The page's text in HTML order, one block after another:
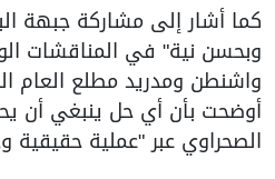
كما أشار إلى مشاركة جبهة
وبحسن نية" في المناقشات
واشنطن ومدريد مطلع العام
أوضحت بأن أي حل ينبغي أن
الصحراوي عبر "عملية حقيقية